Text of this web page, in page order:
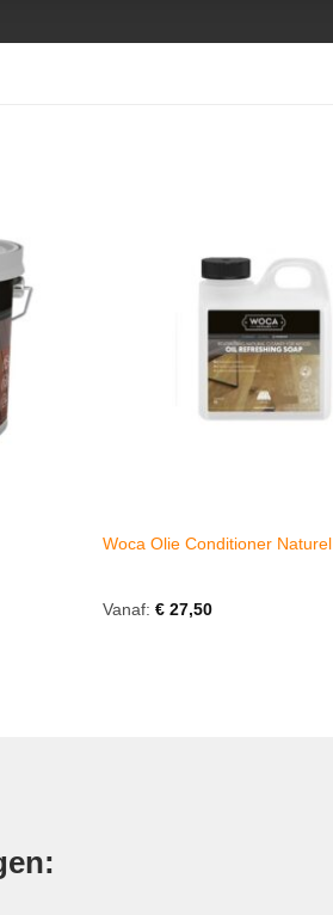
Woca Olie Conditioner Naturel
Vanaf: €27,50